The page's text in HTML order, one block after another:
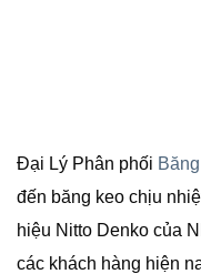
Đại Lý Phân phối
đến băng keo chịu
hiệu Nitto Denko của
các khách hàng hiện